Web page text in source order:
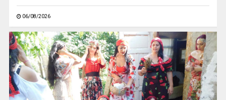
06/08/2026